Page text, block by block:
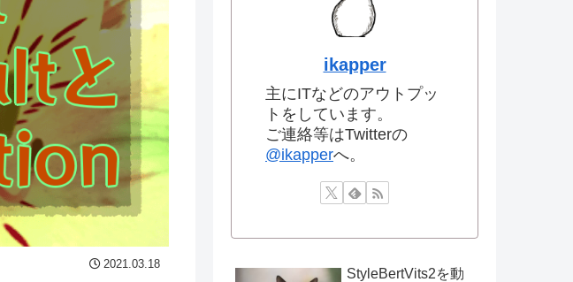
2021.03.18
ikapper
主にITなどのアウトプッ
トをしています。
ご連絡等はTwitterの
@ikapperへ。
StyleBertVits2を動